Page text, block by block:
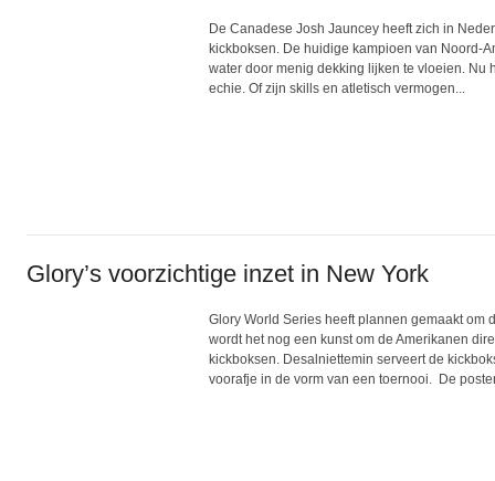
De Canadese Josh Jauncey heeft zich in
kickboksen. De huidige kampioen van Noord-
water door menig dekking lijken te vloeien. Nu
echie. Of zijn skills en atletisch vermogen...
Glory’s voorzichtige inzet in New York
Glory World Series heeft plannen gemaakt om
wordt het nog een kunst om de Amerikanen
kickboksen. Desalniettemin serveert de
voorafje in de vorm van een toernooi. De